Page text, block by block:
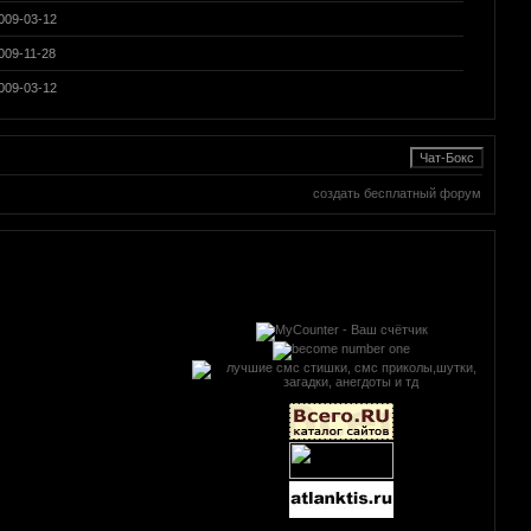
03-12
11-28
03-12
создать бесплатный форум